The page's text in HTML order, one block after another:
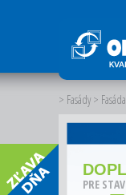
> Fasády >
PRE